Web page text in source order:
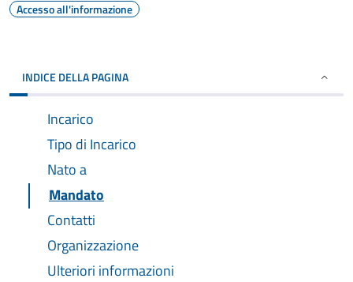
Accesso all'informazione
INDICE DELLA PAGINA
Incarico
Tipo di Incarico
Nato a
Mandato
Contatti
Organizzazione
Ulteriori informazioni